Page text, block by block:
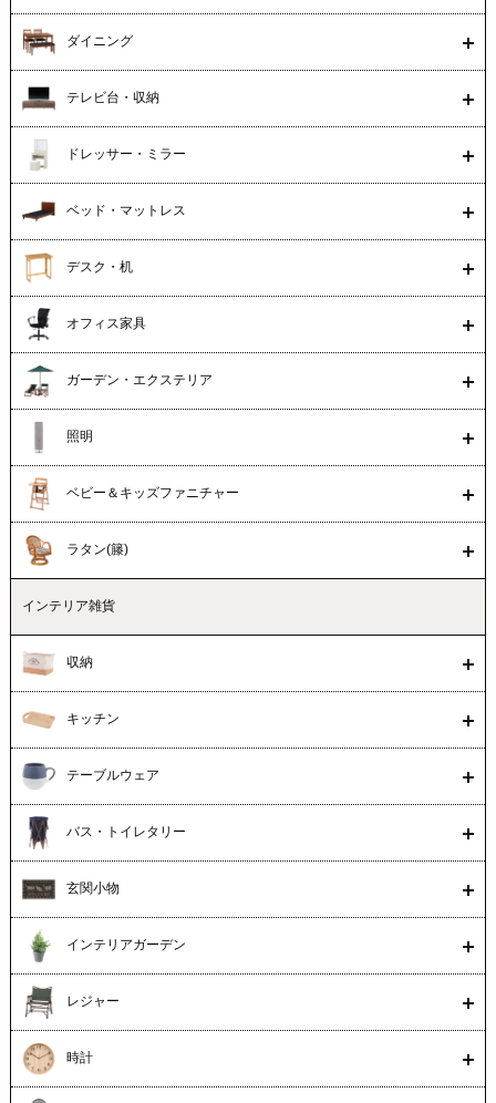
ダイニング
テレビ台・収納
ドレッサー・ミラー
ベッド・マットレス
デスク・机
オフィス家具
ガーデン・エクステリア
照明
ベビー＆キッズファニチャー
ラタン(籐)
インテリア雑貨
収納
キッチン
テーブルウェア
バス・トイレタリー
玄関小物
インテリアガーデン
レジャー
時計